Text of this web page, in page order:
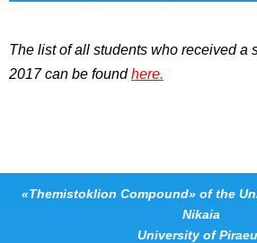
The list of all students who received a
2017 can be foundhere.
«Themistoklion Compound» of the
Nikaia
University of